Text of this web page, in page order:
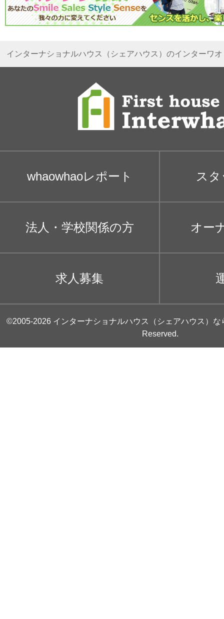
インターナショナルハウス（シェアハウス）のインターワオ
whaowhaoレポート ス
法人・学校関係の方 オー
求人募集
©2005-2026 インターナショナルハウス（シェアハウス）な
Reserved.